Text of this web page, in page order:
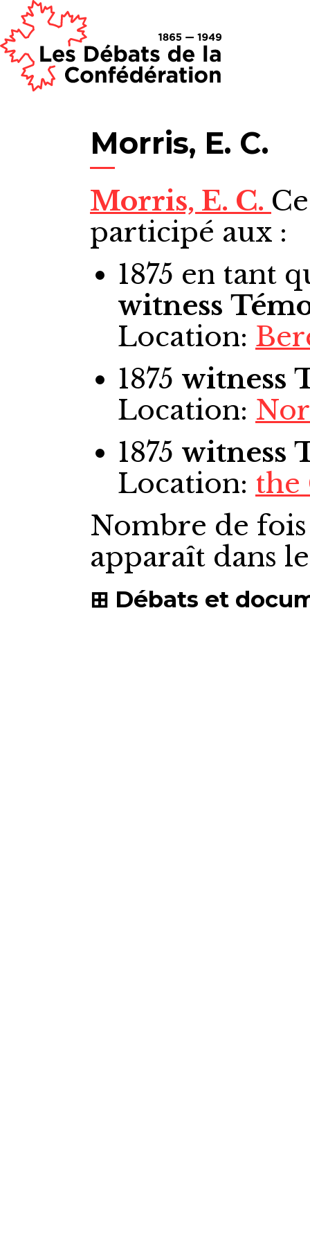
Morris, E. C.
Morris, E. C.
participé aux :
1875 en tant
witness
Location:
1875 witness
Location:
1875 witness
Location: the
Nombre de
apparaît dans
Débats et